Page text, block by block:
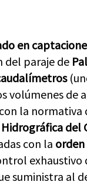
en
del paraje de
volúmenes de
la normativa
del
con la orden
exhaustivo
suministra al